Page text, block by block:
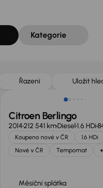
Kategorie
Řazení Uložit
Zlevněno o 50 000 Kč
Citroen Berlingo
2014212 541 kmDiesel1.6 HDi
Koupeno nové v ČR
1.6 HDi
Nové v ČR
Tempomat
Měsíční splátka